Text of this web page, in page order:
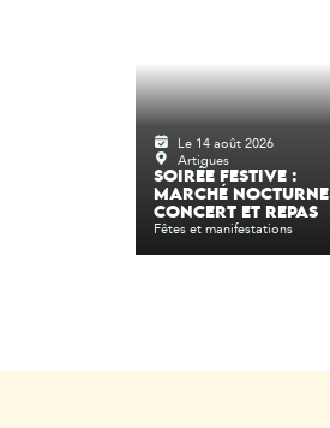
Le 14 août 2026
Artigues
SOIRÉE FESTIVE :
MARCHÉ
CONCERT ET REPAS
Fêtes et manifestations